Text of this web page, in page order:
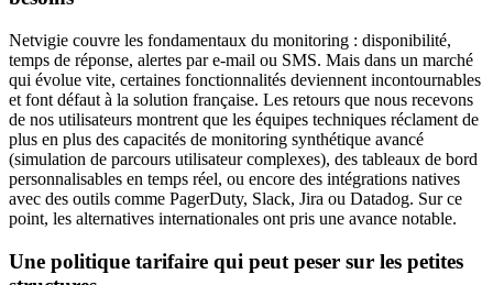
Netvigie couvre les fondamentaux du monitoring : disponibilité,
temps de réponse, alertes par e-mail ou SMS. Mais dans un marché
qui évolue vite, certaines fonctionnalités deviennent incontournables
et font défaut à la solution française. Les retours que nous recevons
de nos utilisateurs montrent que les équipes techniques réclament de
plus en plus des capacités de monitoring synthétique avancé
(simulation de parcours utilisateur complexes), des tableaux de bord
personnalisables en temps réel, ou encore des intégrations natives
avec des outils comme PagerDuty, Slack, Jira ou Datadog. Sur ce
point, les alternatives internationales ont pris une avance notable.
Une politique tarifaire qui peut peser sur les petites